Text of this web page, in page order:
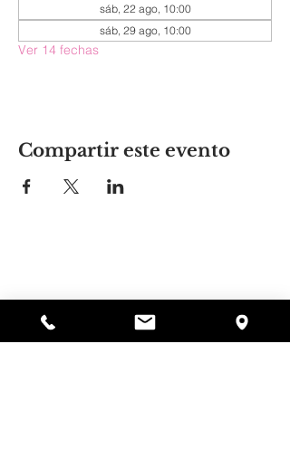
sáb, 22 ago, 10:00
sáb, 29 ago, 10:00
Ver 14 fechas
Compartir este evento